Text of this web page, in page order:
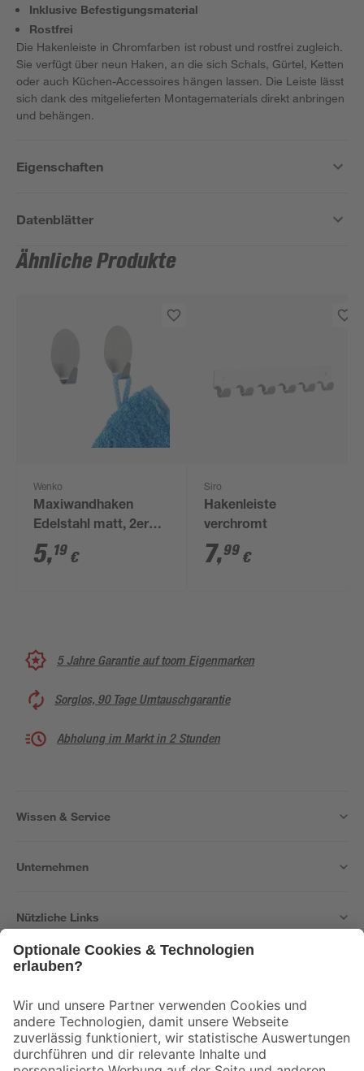
Inklusive Befestigungsmaterial
Rostfrei
Die Hakenleiste in Chromfarben ist robust und rostfrei zugleich.
Sie verfügt über neun Haken, an die sich Schals, Gürtel, Ketten
oder auch Küchen-Accessoires hängen lassen. Die Leiste lässt
sich dank des mitgelieferten Montagematerials direkt anbringen
und behängen.
Eigenschaften
Datenblätter
Ähnliche Produkte
Wenko
Maxiwandhaken
Edelstahl matt, 2er
Set
5,19 €
Siro
Hakenleiste
verchromt
7,99 €
5 Jahre Garantie auf toom Eigenmarken
Sorglos, 90 Tage Umtauschgarantie
Abholung im Markt in 2 Stunden
Wissen & Service
Unternehmen
Nützliche Links
Der toom Newsletter: Keine Angebote und Aktionen mehr verpassen!
Zur Newsletter Anmeldung